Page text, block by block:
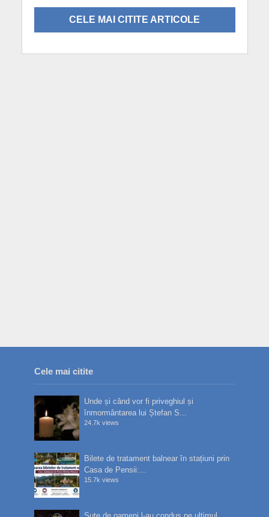
CELE MAI CITITE ARTICOLE
Cele mai citite
Unde și când vor fi priveghiul și
înmormântarea lui Ștefan S...
24.7k views
Bilete de tratament balnear în stațiuni prin
Casa de Pensii:...
15.7k views